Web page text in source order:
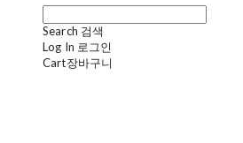
Search 검색
Log In 로그인
Cart장바구니